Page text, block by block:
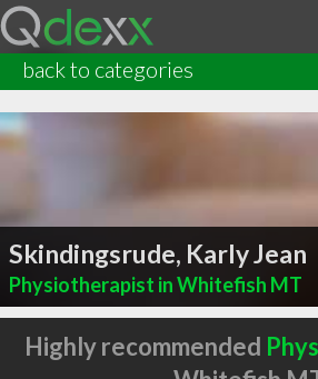
back to categories
Skindingsrude, Karly Jean
Physiotherapist in Whitefish MT
Highly recommended